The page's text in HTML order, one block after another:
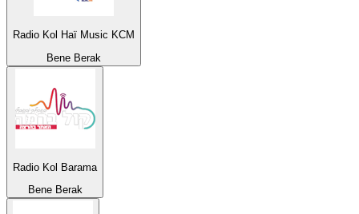
Radio Kol Haï Music KCM
Bene Berak
Radio Kol Barama
Bene Berak